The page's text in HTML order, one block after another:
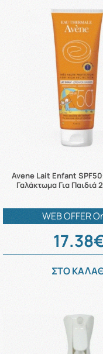
Avene Lait Enfant
Γαλάκτωμα Για Παιδιά
WEB OFFER
ΣΤΟ